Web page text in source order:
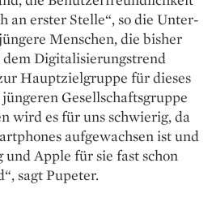
an erster Stelle“, so die Unter­
Menschen, die bisher
Digitalisierungstrend
Hauptzielgruppe für dieses
Gesellschaftsgruppe
wird es für uns schwierig, da
aufgewachsen ist und
und Apple für sie fast schon
sagt Pupeter.